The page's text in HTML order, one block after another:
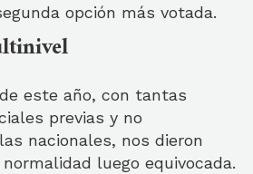
opción más votada.
este año, con tantas
previas y no
nacionales, nos dieron
luego equivocada.